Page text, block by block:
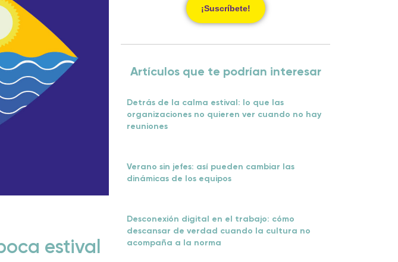
estival
¡Suscríbete!
Artículos que te podrían interesar
Detrás de la calma estival: lo que las
organizaciones no quieren ver cuando no hay
reuniones
Verano sin jefes: así pueden cambiar las
dinámicas de los equipos
Desconexión digital en el trabajo: cómo
descansar de verdad cuando la cultura no
acompaña a la norma